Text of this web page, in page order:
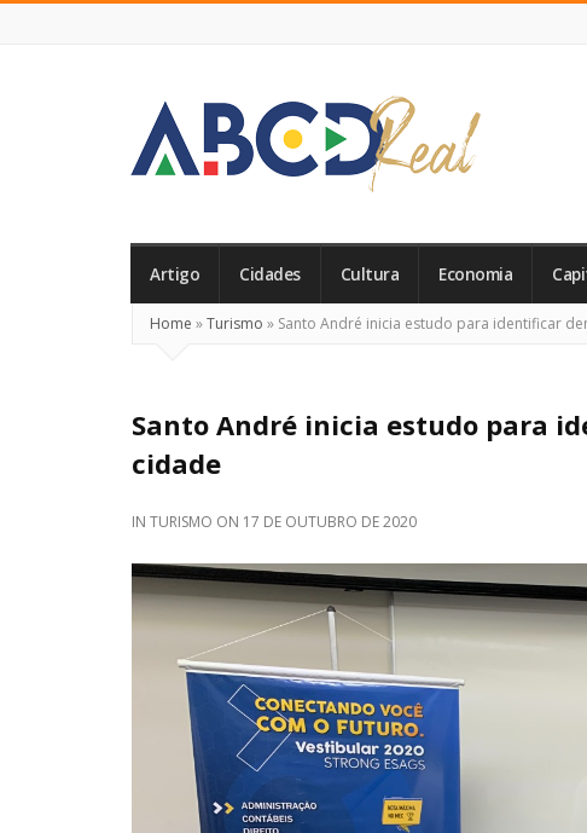
Real
Artigo Cidades Cultura Economia
Home »Turismo » Santo André inicia estudo para identificar
Santo André inicia estudo para
cidade
IN TURISMO ON 17 DE OUTUBRO DE 2020